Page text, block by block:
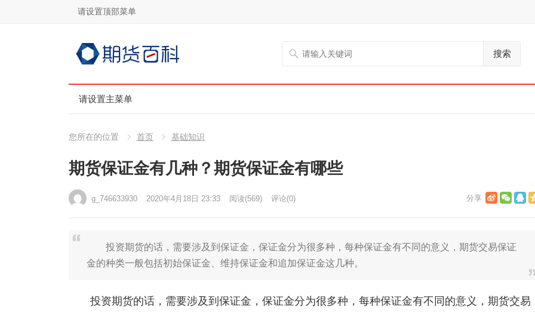
请设置顶部菜单
搜索
请设置主菜单
您所在的位置 首页 基础知识
期货保证金有几种？期货保证金有哪些
g_746633930 2020年4月18日 23:33 阅读(569) 评论(0)
投资期货的话，需要涉及到保证金，保证金分为很多种，每种保证金有不同的意义，期货交易保证
金的种类一般包括初始保证金、维持保证金和追加保证金这几种。
投资期货的话，需要涉及到保证金，保证金分为很多种，每种保证金有不同的意义，期货交易